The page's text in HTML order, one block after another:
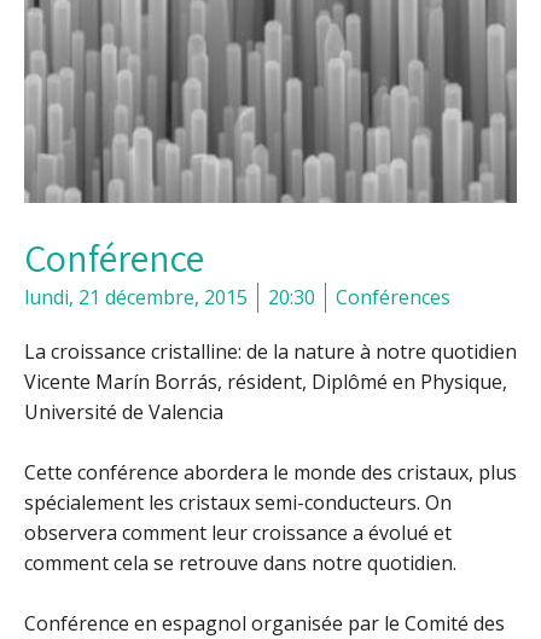
Conférence
lundi, 21 décembre, 2015 20:30 Conférences
La croissance cristalline: de la nature à notre quotidien
Vicente Marín Borrás, résident, Diplômé en Physique,
Université de Valencia
Cette conférence abordera le monde des cristaux, plus
spécialement les cristaux semi-conducteurs. On
observera comment leur croissance a évolué et
comment cela se retrouve dans notre quotidien.
Conférence en espagnol organisée par le Comité des